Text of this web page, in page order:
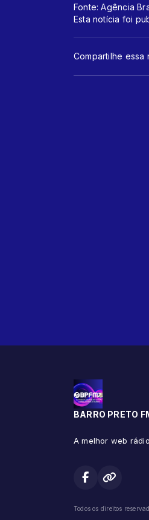
Fonte: Agência
Esta notícia foi
Compartilhe essa
BARRO PRETO
A melhor web
Todos os direitos